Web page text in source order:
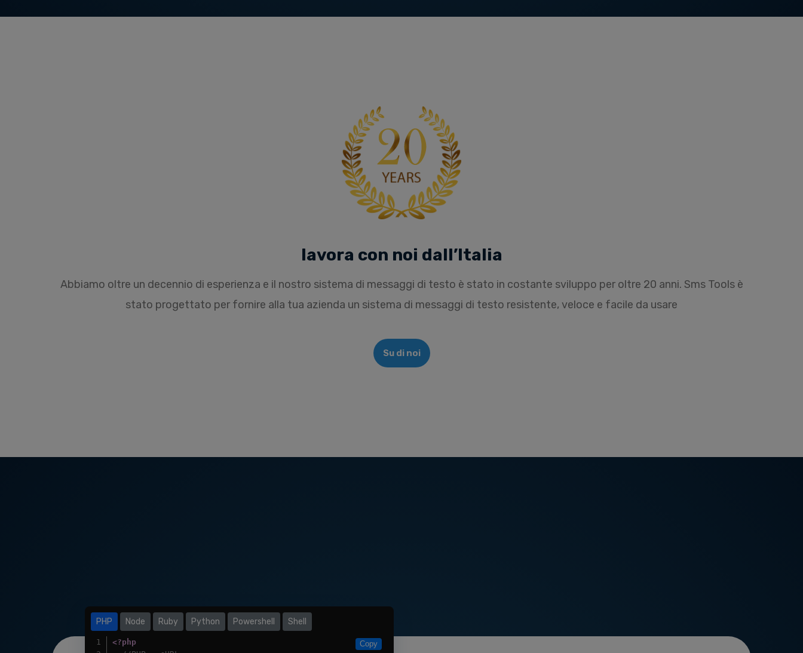
lavora con noi dall’Italia
Abbiamo oltre un decennio di esperienza e il nostro sistema di messaggi di testo è stato in costante sviluppo per oltre 20 anni. Sms Tools è
stato progettato per fornire alla tua azienda un sistema di messaggi di testo resistente, veloce e facile da usare
Su di noi
PHP Node Ruby Python Powershell Shell